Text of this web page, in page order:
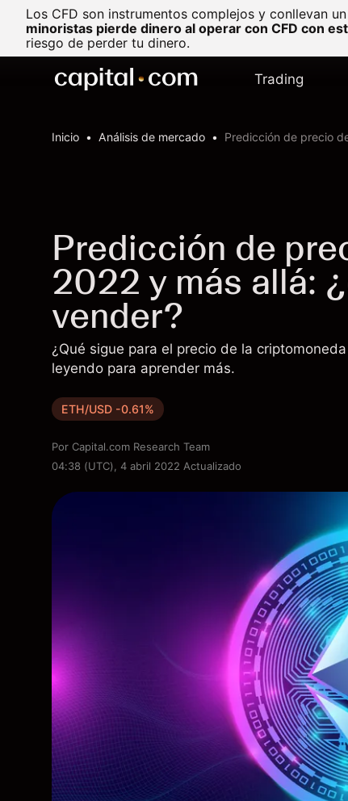
Los CFD son instrumentos complejos y conllevan
minoristas pierde dinero al operar con CFD con
riesgo de perder tu dinero.
Trading
Inicio Análisis de mercado Predicción de precio
Predicción de
2022 y más allá:
vender?
¿Qué sigue para el precio de la
leyendo para aprender más.
ETH/USD -0.61%
Por Capital.com Research Team
04:38 (UTC), 4 abril 2022 Actualizado